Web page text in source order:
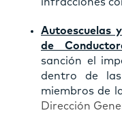
Autoescuelas
de
sanción el
dentro de
miembros de
Dirección